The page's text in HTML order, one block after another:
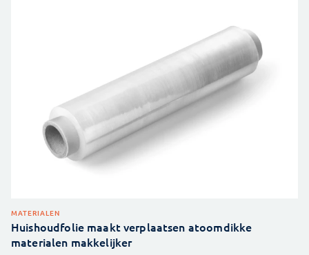
MATERIALEN
Huishoudfolie maakt verplaatsen atoomdikke
materialen makkelijker